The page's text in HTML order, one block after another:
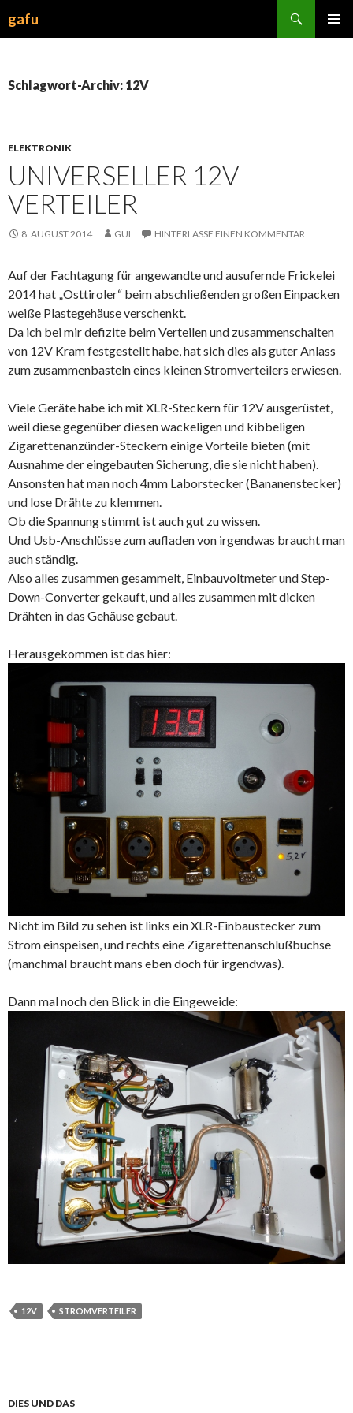
gafu
Schlagwort-Archiv: 12V
ELEKTRONIK
UNIVERSELLER 12V
VERTEILER
8. AUGUST 2014 GUI HINTERLASSE EINEN KOMMENTAR
Auf der Fachtagung für angewandte und ausufernde Frickelei
2014 hat „Osttiroler“ beim abschließenden großen Einpacken
weiße Plastegehäuse verschenkt.
Da ich bei mir defizite beim Verteilen und zusammenschalten
von 12V Kram festgestellt habe, hat sich dies als guter Anlass
zum zusammenbasteln eines kleinen Stromverteilers erwiesen.
Viele Geräte habe ich mit XLR-Steckern für 12V ausgerüstet,
weil diese gegenüber diesen wackeligen und kibbeligen
Zigarettenanzünder-Steckern einige Vorteile bieten (mit
Ausnahme der eingebauten Sicherung, die sie nicht haben).
Ansonsten hat man noch 4mm Laborstecker (Bananenstecker)
und lose Drähte zu klemmen.
Ob die Spannung stimmt ist auch gut zu wissen.
Und Usb-Anschlüsse zum aufladen von irgendwas braucht man
auch ständig.
Also alles zusammen gesammelt, Einbauvoltmeter und Step-
Down-Converter gekauft, und alles zusammen mit dicken
Drähten in das Gehäuse gebaut.
Herausgekommen ist das hier:
Nicht im Bild zu sehen ist links ein XLR-Einbaustecker zum
Strom einspeisen, und rechts eine Zigarettenanschlußbuchse
(manchmal braucht mans eben doch für irgendwas).
Dann mal noch den Blick in die Eingeweide:
12V STROMVERTEILER
DIES UND DAS